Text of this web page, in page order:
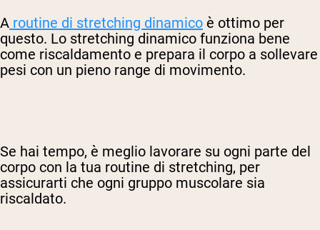
A routine di stretching dinamico è ottimo per
questo. Lo stretching dinamico funziona bene
come riscaldamento e prepara il corpo a sollevare
pesi con un pieno range di movimento.
Se hai tempo, è meglio lavorare su ogni parte del
corpo con la tua routine di stretching, per
assicurarti che ogni gruppo muscolare sia
riscaldato.